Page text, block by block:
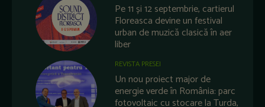
Pe 11 și 12 septembrie, cartierul
Floreasca devine un festival
urban de muzică clasică în aer
liber
REVISTA PRESEI
Un nou proiect major de
energie verde în România: parc
fotovoltaic cu stocare la Turda,